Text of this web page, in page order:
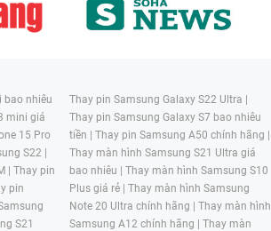
bao nhiêu
mini giá
15 Pro
S22 |
| Thay pin
pin
S21
Thay pin Samsung Galaxy S22 Ultra |
Thay pin Samsung Galaxy S7 bao nhiêu
tiền | Thay pin Samsung A50 chính hãng |
Thay màn hình Samsung S21 Ultra giá
bao nhiêu | Thay màn hình Samsung S10
Plus giá rẻ | Thay màn hình Samsung
Note 20 Ultra chính hãng | Thay màn hình
Samsung A12 chính hãng | Thay màn